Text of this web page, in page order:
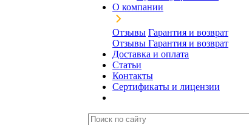
О компании
Отзывы Гарантия и возврат
Отзывы Гарантия и возврат
Доставка и оплата
Статьи
Контакты
Сертификаты и лицензии